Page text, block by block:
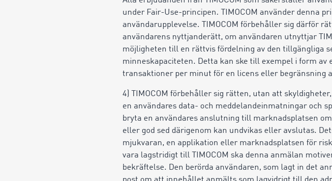
under Fair-Use-principen. TIMOCOM använder denna
användarupplevelse. TIMOCOM förbehåller sig därför
användarens nyttjanderätt, om användaren utnyttjar
möjligheten till en rättvis fördelning av den tillgängliga
minneskapaciteten. Detta kan ske till exempel i form
transaktioner per minut för en licens eller begränsning
4) TIMOCOM förbehåller sig rätten, utan att
en användares data- och meddelandeinmatningar och
bryta en användares anslutning till marknadsplatsen
eller god sed därigenom kan undvikas eller avslutas.
mjukvaran, en applikation eller marknadsplatsen för
vara lagstridigt till TIMOCOM ska denna anmälan
bekräftelse. Den berörda användaren, som lagt in det